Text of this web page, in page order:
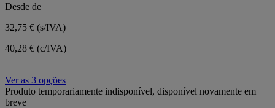
Desde de
32,75 € (s/IVA)
40,28 € (c/IVA)
Ver as 3 opções
Produto temporariamente indisponível, disponível novamente em
breve